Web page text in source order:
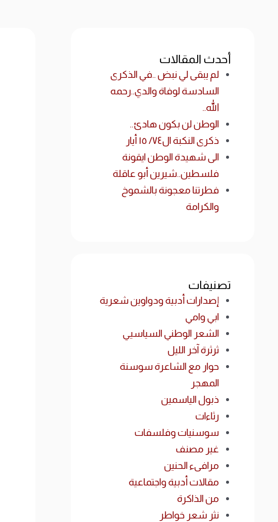
أحدث المقالات
لم يبقى لي نبض ..في الذكرى
السادسة لوفاة والدي..رحمه
الله..
الوطن لن بكون هادئ..
ذكرى النكبة ال٧٤/ ١٥ أيار
الى شهيدة الوطن ايقونة
فلسطين..شيرين أبو عاقلة
فطرتنا معجونة بالشموخ
والكرامة
تصنيفات
إصدارات أدبية ودواوين شعرية
ابي وامي
الشعر الوطني السياسيي
ثرثرة آخر الليل
حوار مع الشاعرة سوسنة
المهجر
ذبول الياسمين
رثاءات
سوسنيات وفلسفات
غير مصنف
مرافىء الحنين
مقالات أدبية واجتماعية
من الذاكرة
نثر شعر خواطر